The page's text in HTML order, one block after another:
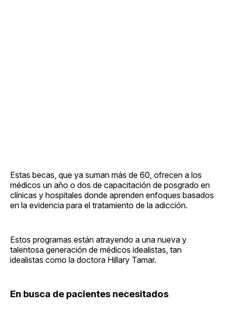
Estas becas, que ya suman más de 60, ofrecen a los
médicos un año o dos de capacitación de posgrado en
clínicas y hospitales donde aprenden enfoques basados
en la evidencia para el tratamiento de la adicción.
Estos programas están atrayendo a una nueva y
talentosa generación de médicos idealistas, tan
idealistas como la doctora Hillary Tamar.
En busca de pacientes necesitados